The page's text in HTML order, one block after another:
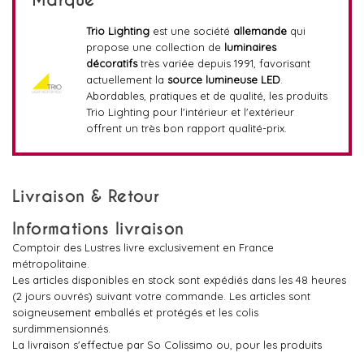
Trio Lighting est une société allemandequi
propose une collection de luminaires
décoratifstrès variée depuis 1991, favorisant
actuellement la source lumineuse LED.
Abordables, pratiques et de qualité, les produits
Trio Lighting pour l'intérieur et l'extérieur
offrent un très bon rapport qualité-prix.
Livraison & Retour
Informations livraison
Comptoir des Lustres livre exclusivement en France
métropolitaine.
Les articles disponibles en stock sont expédiés dans les 48 heures
(2 jours ouvrés) suivant votre commande. Les articles sont
soigneusement emballés et protégés et les colis
surdimmensionnés.
La livraison s'effectue par So Colissimo ou, pour les produits